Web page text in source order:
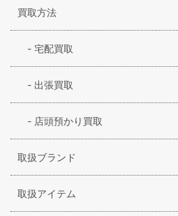
買取方法
- 宅配買取
- 出張買取
- 店頭預かり買取
取扱ブランド
取扱アイテム